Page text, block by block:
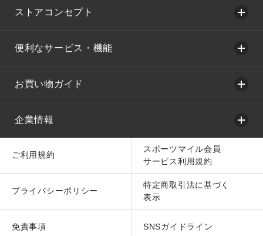
ストアコンセプト
便利なサービス・機能
お買い物ガイド
企業情報
ご利用規約
スポーツマイル会員
サービス利用規約
プライバシーポリシー
特定商取引法に基づく
表示
免責事項 SNSガイドライン